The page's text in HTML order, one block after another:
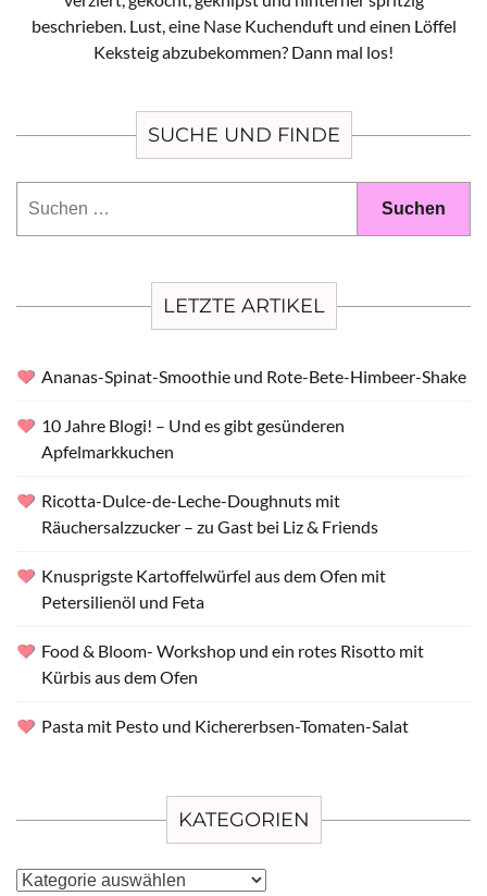
beschrieben. Lust, eine Nase Kuchenduft und einen Löffel
Keksteig abzubekommen? Dann mal los!
SUCHE UND FINDE
LETZTE ARTIKEL
Ananas-Spinat-Smoothie und Rote-Bete-Himbeer-Shake
10 Jahre Blogi! – Und es gibt gesünderen
Apfelmarkkuchen
Ricotta-Dulce-de-Leche-Doughnuts mit
Räuchersalzzucker – zu Gast bei Liz & Friends
Knusprigste Kartoffelwürfel aus dem Ofen mit
Petersilienöl und Feta
Food & Bloom- Workshop und ein rotes Risotto mit
Kürbis aus dem Ofen
Pasta mit Pesto und Kichererbsen-Tomaten-Salat
KATEGORIEN
Kategorien